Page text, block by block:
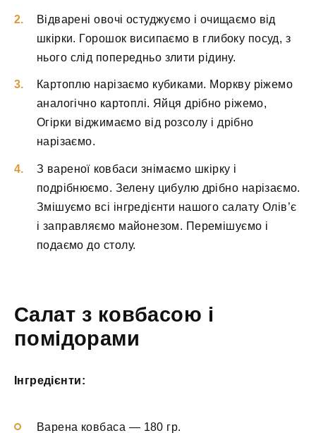
Відварені овочі остуджуємо і очищаємо від
шкірки. Горошок висипаємо в глибоку посуд, з
нього слід попередньо злити рідину.
Картоплю нарізаємо кубиками. Моркву ріжемо
аналогічно картоплі. Яйця дрібно ріжемо,
Огірки віджимаємо від розсолу і дрібно
нарізаємо.
З вареної ковбаси знімаємо шкірку і
подрібнюємо. Зелену цибулю дрібно нарізаємо.
Змішуємо всі інгредієнти нашого салату Олів’є
і заправляємо майонезом. Перемішуємо і
подаємо до столу.
Салат з ковбасою і
помідорами
Інгредієнти:
Варена ковбаса — 180 гр.